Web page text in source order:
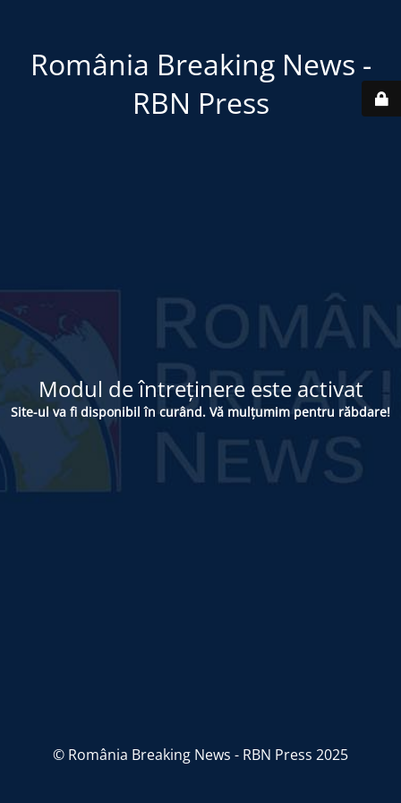
România Breaking News -
RBN Press
Modul de întreținere este activat
Site-ul va fi disponibil în curând. Vă mulțumim pentru răbdare!
© România Breaking News - RBN Press 2025